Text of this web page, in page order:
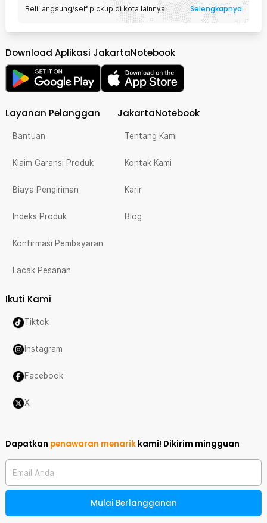
Beli langsung/self pickup di kota lainnya Selengkapnya
Download Aplikasi JakartaNotebook
Layanan Pelanggan
Bantuan
Klaim Garansi Produk
Biaya Pengiriman
Indeks Produk
Konfirmasi Pembayaran
Lacak Pesanan
JakartaNotebook
Tentang Kami
Kontak Kami
Karir
Blog
Ikuti Kami
Tiktok
Instagram
Facebook
X
Dapatkan penawaran menarik kami! Dikirim mingguan
Email Anda
Mulai Berlangganan